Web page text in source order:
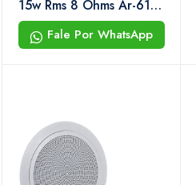
15w Rms 8 Ohms Ar-615
f Hayonik
Fale Por WhatsApp